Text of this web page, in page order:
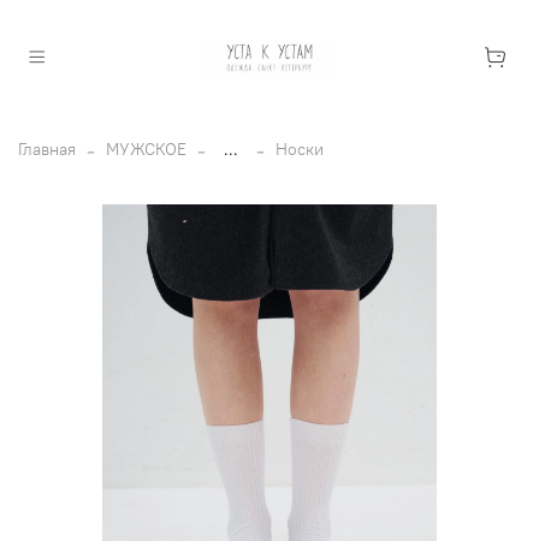
Главная МУЖСКОЕ ... Носки